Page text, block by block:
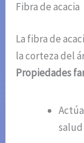
Fibra de acacia
La fibra de
la corteza del
Propiedades